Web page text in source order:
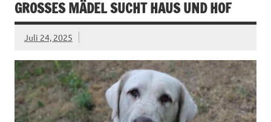
GROSSES MÄDEL SUCHT HAUS UND HOF
Juli 24, 2025